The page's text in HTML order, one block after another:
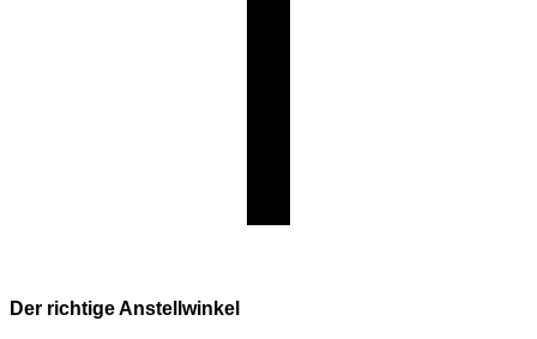
Der richtige Anstellwinkel